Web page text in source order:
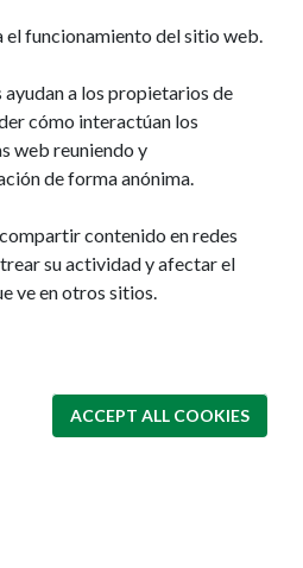
el funcionamiento del sitio web.
a los propietarios de
cómo interactúan los
web reuniendo y
de forma anónima.
contenido en redes
su actividad y afectar el
ve en otros sitios.
ACCEPT ALL COOKIES